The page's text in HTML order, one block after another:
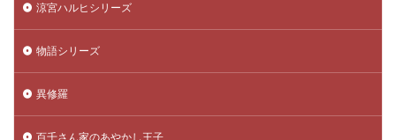
涼宮ハルヒシリーズ
物語シリーズ
異修羅
百千さん家のあやかし王子